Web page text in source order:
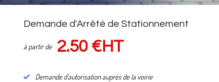
Demande d'Arrêté de Stationnement
à partir de 2.50 €HT
Demande d'autorisation auprès de la voirie